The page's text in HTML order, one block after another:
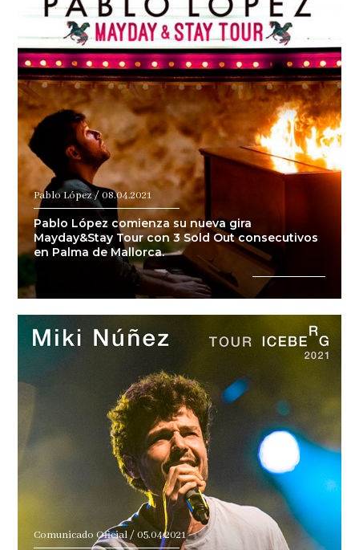
Pablo López / 08.04.2021
Pablo López comienza su nueva gira
Mayday&Stay Tour con 3 Sold Out consecutivos
en Palma de Mallorca.
Comunicado Oficial / 05.04.2021